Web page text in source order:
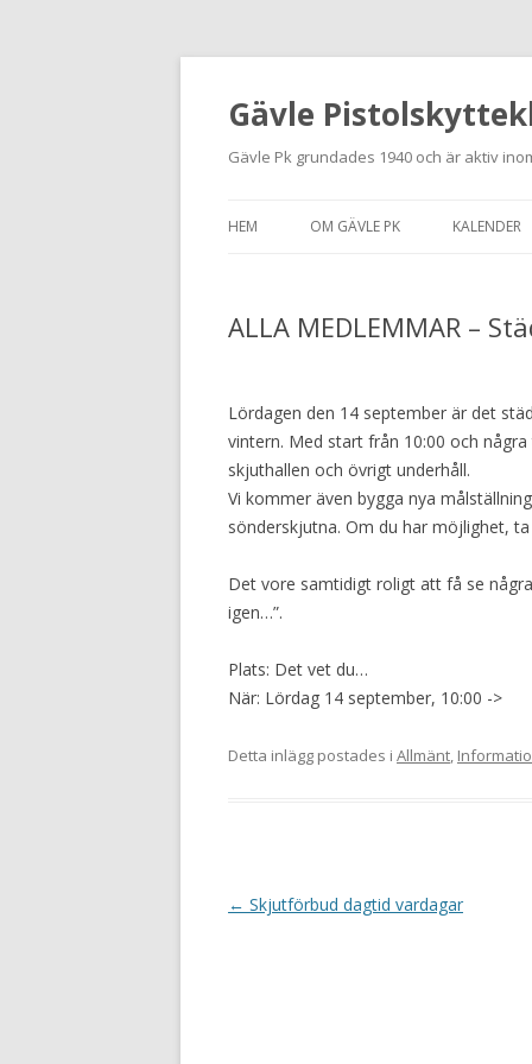
Gävle
Gävle Pk grundades 1940 och är aktiv
HEM OM GÄVLE PK
NYBÖRJARE
KONTAKT
STADGAR
KALENDER
ALLA MEDLEMMAR –
Lördagen den 14 september är det
vintern. Med start från 10:00 och
skjuthallen och övrigt underhåll.
Vi kommer även bygga nya
sönderskjutna. Om du har möjlighet,
Det vore samtidigt roligt att få se
igen…”.
Plats: Det vet du…
När: Lördag 14 september, 10:00 ->
Detta inlägg postades i Allmänt,
I← Skjutförbud dagtid vardagar